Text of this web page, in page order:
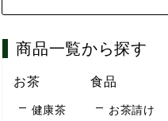
商品一覧から探す
お茶
健康茶
食品
お茶請け